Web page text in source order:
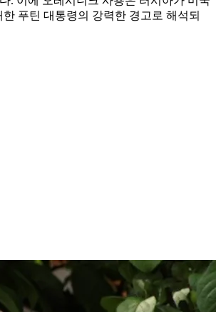
푸틴 대통령의 강력한 경고로 해석되